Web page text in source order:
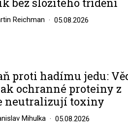
Reichman 05.08.2026
proti hadímu jedu:
ochranné proteiny z
neutralizují toxiny
Mihulka 05.08.2026